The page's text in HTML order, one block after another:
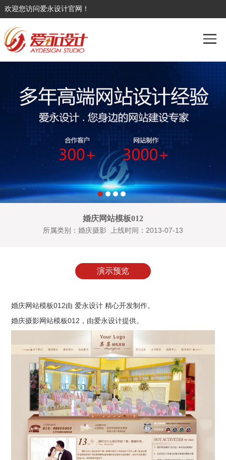
欢迎您访问爱永设计官网！
婚庆网站模板012
所属类别：婚庆摄影 上线时间：2013-07-13
演示预览
婚庆网站模板012由 爱永设计 精心开发制作。
婚庆摄影网站模板012 ，由爱永设计提供。